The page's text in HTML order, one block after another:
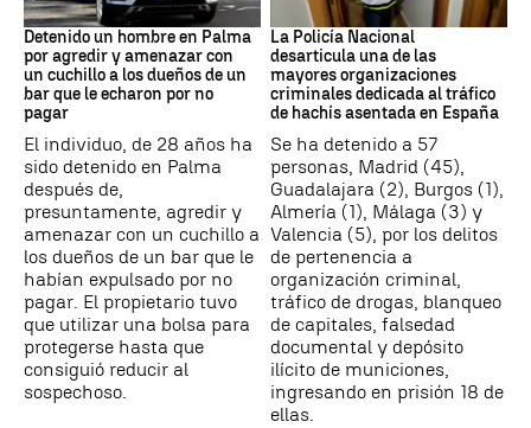
Detención
Detenido un hombre en Palma
por agredir y amenazar con
un cuchillo a los dueños de un
bar que le echaron por no
pagar
El individuo, de 28 años ha
sido detenido en Palma
después de,
presuntamente, agredir y
amenazar con un cuchillo a
los dueños de un bar que le
habían expulsado por no
pagar. El propietario tuvo
que utilizar una bolsa para
protegerse hasta que
consiguió reducir al
sospechoso.
Narcotrafico
La Policía Nacional
desarticula una de las
mayores organizaciones
criminales dedicada al tráfico
de hachís asentada en España
Se ha detenido a 57
personas, Madrid (45),
Guadalajara (2), Burgos (1),
Almería (1), Málaga (3) y
Valencia (5), por los delitos
de pertenencia a
organización criminal,
tráfico de drogas, blanqueo
de capitales, falsedad
documental y depósito
ilícito de municiones,
ingresando en prisión 18 de
ellas.